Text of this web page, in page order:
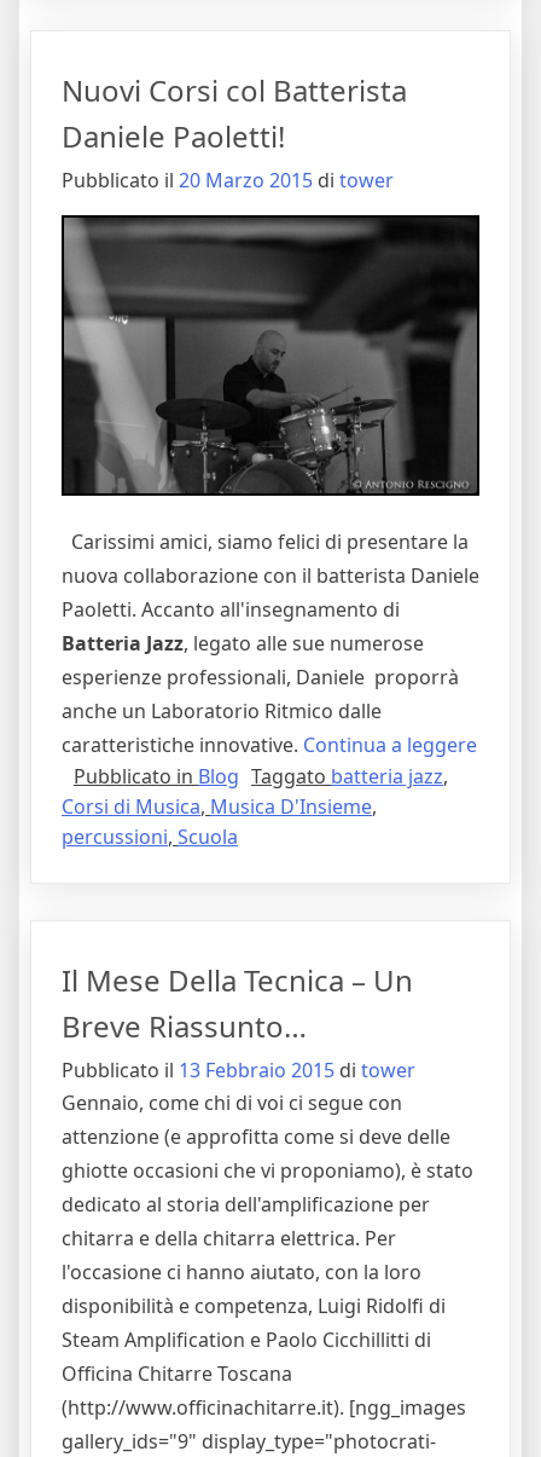
Nuovi Corsi col Batterista
Daniele Paoletti!
Pubblicato il 20 Marzo 2015 di tower
Carissimi amici, siamo felici di presentare la
nuova collaborazione con il batterista Daniele
Paoletti. Accanto all'insegnamento di
Batteria Jazz, legato alle sue numerose
esperienze professionali, Daniele proporrà
anche un Laboratorio Ritmico dalle
caratteristiche innovative. Continua a leggere"Nuovi
Pubblicato in Blog Taggato batteria jazz,
Corsi di Musica, Musica D'Insieme,
percussioni, Scuola
Il Mese Della Tecnica – Un
Breve Riassunto…
Pubblicato il 13 Febbraio 2015 di tower
Gennaio, come chi di voi ci segue con
attenzione (e approfitta come si deve delle
ghiotte occasioni che vi proponiamo), è stato
dedicato al storia dell'amplificazione per
chitarra e della chitarra elettrica. Per
l'occasione ci hanno aiutato, con la loro
disponibilità e competenza, Luigi Ridolfi di
Steam Amplification e Paolo Cicchillitti di
Officina Chitarre Toscana
(http://www.officinachitarre.it). [ngg_images
gallery_ids="9" display_type="photocrati-